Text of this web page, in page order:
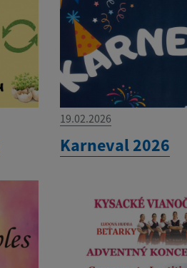
19.02.2026
Karneval 2026